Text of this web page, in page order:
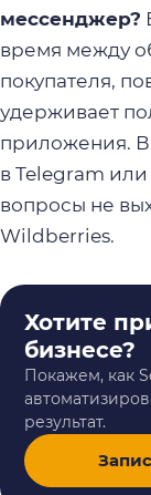
мессенджер?
время между
покупателя,
удерживает
приложения.
в Telegram
вопросы не
Wildberries.
Хотите
бизнесе?
Покажем, как
результат.